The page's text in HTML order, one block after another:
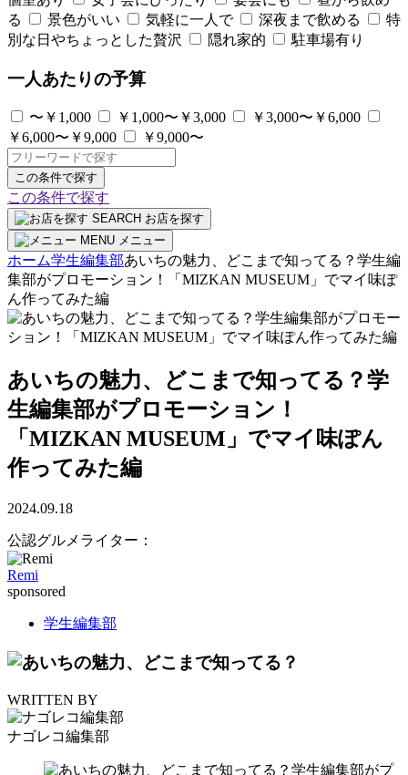
る
景色がいい 気軽に一人で 深夜まで飲める
特
別な日やちょっとした贅沢
隠れ家的 駐車場有り
一人あたりの予算
〜￥1,000 ￥1,000〜￥3,000
￥3,000〜￥6,000
￥6,000〜￥9,000
￥9,000〜
この条件で探す
この条件で探す
SEARCH お店を探す
MENU メニュー
ホーム学生編集部あいちの魅力、どこまで知ってる？学生編
集部がプロモーション！「MIZKAN MUSEUM」でマイ味ぽ
ん作ってみた編
あいちの魅力、どこまで知ってる？学
生編集部がプロモーション！
「MIZKAN MUSEUM」でマイ味ぽん
作ってみた編
2024.09.18
公認グルメライター：
Remi
sponsored
学生編集部
WRITTEN BY
ナゴレコ編集部